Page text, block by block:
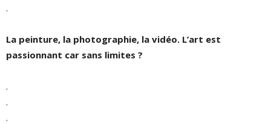
.
La peinture, la photographie, la vidéo. L’art est
passionnant car sans limites ?
.
.
.